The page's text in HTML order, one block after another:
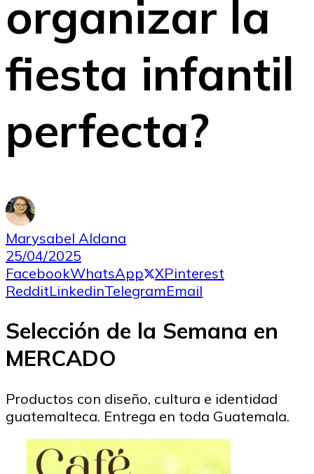
organizar la
fiesta infantil
perfecta?
Marysabel Aldana
25/04/2025
FacebookWhatsApp XPinterest
RedditLinkedinTelegramEmail
Selección de la Semana en
MERCADO
Productos con diseño, cultura e identidad
guatemalteca. Entrega en toda Guatemala.